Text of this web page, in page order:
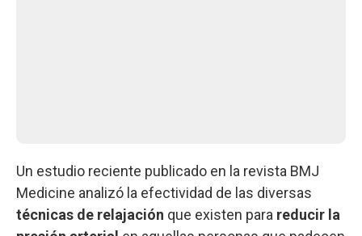
Un estudio reciente publicado en la revista BMJ
Medicine analizó la efectividad de las diversas
técnicas de relajación que existen para reducir la